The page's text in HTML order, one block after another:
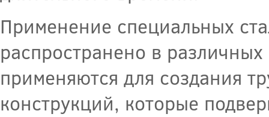
Применение специальных
распространено в
применяются для создания
конструкций, которые